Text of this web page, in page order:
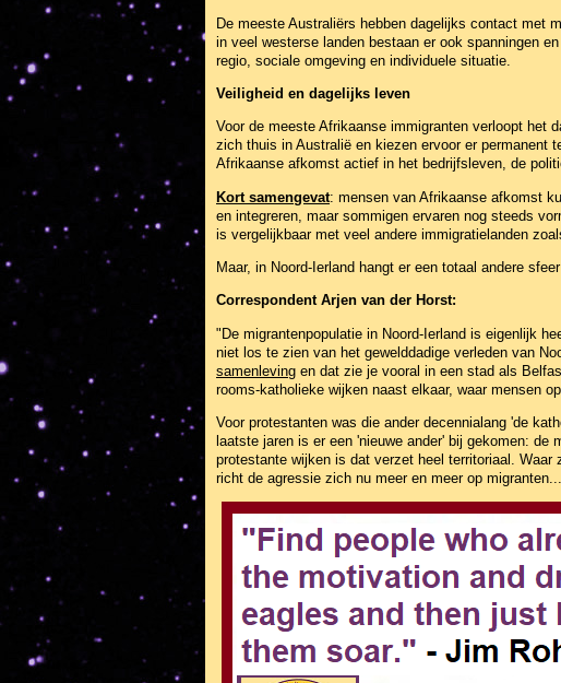
De meeste Australiërs hebben dagelijks contact met
in veel westerse landen bestaan er ook spanningen
regio, sociale omgeving en individuele situatie.
Veiligheid en dagelijks leven
Voor de meeste Afrikaanse immigranten verloopt het
zich thuis in Australië en kiezen ervoor er permanent
Afrikaanse afkomst actief in het bedrijfsleven, de
Kort samengevat: mensen van Afrikaanse afkomst
en integreren, maar sommigen ervaren nog steeds
is vergelijkbaar met veel andere immigratielanden
Maar, in Noord-Ierland hangt er een totaal andere sfeer
Correspondent Arjen van der Horst:
"De migrantenpopulatie in Noord-Ierland is eigenlijk
niet los te zien van het gewelddadige verleden van
samenleving en dat zie je vooral in een stad als
rooms-katholieke wijken naast elkaar, waar mensen
Voor protestanten was die ander decennialang 'de
laatste jaren is er een 'nieuwe ander' bij gekomen:
protestante wijken is dat verzet heel territoriaal. Waar
richt de agressie zich nu meer en meer op